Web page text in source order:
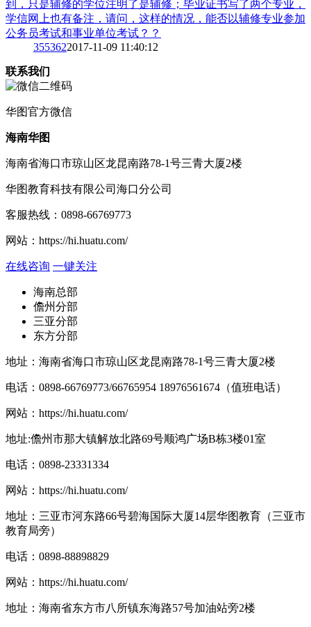
到，只是辅修的学位注明了是辅修；毕业证书写了两个专业，
学信网上也有备注，请问，这样的情况，能否以辅修专业参加
公务员考试和事业单位考试？？
3553622017-11-09 11:40:12
联系我们
华图官方微信
海南华图
海南省海口市琼山区龙昆南路78-1号三青大厦2楼
华图教育科技有限公司海口分公司
客服热线： 0898-66769773
网站： https://hi.huatu.com/
在线咨询 一键关注
海南总部
儋州分部
三亚分部
东方分部
地址：海南省海口市琼山区龙昆南路78-1号三青大厦2楼
电话：0898-66769773/66765954 18976561674（值班电话）
网站： https://hi.huatu.com/
地址:儋州市那大镇解放北路69号顺鸿广场B栋3楼01室
电话：0898-23331334
网站： https://hi.huatu.com/
地址：三亚市河东路66号碧海国际大厦14层华图教育（三亚市
教育局旁）
电话：0898-88898829
网站： https://hi.huatu.com/
地址：海南省东方市八所镇东海路57号加油站旁2楼